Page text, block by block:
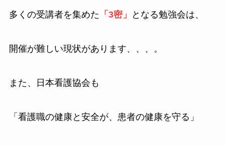
多くの受講者を集めた 「3密」 となる勉強会は、
開催が難しい現状があります、、、。
また、日本看護協会も
「看護職の健康と安全が、患者の健康を守る」